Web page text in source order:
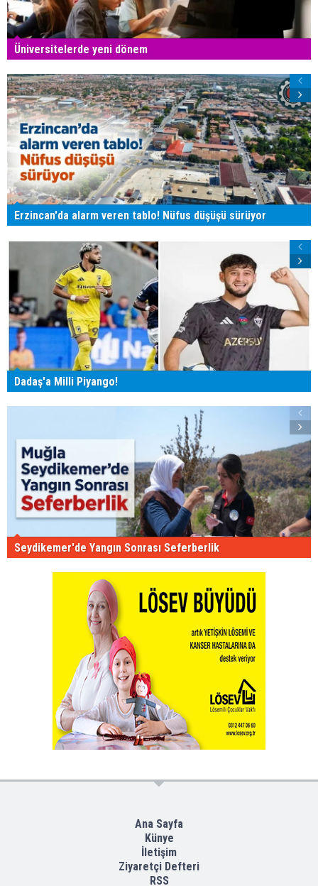
Üniversitelerde yeni dönem
Erzincan'da alarm veren tablo! Nüfus düşüşü sürüyor
Dadaş'a Milli Piyango!
Seydikemer'de Yangın Sonrası Seferberlik
Ana Sayfa
Künye
İletişim
Ziyaretçi Defteri
RSS